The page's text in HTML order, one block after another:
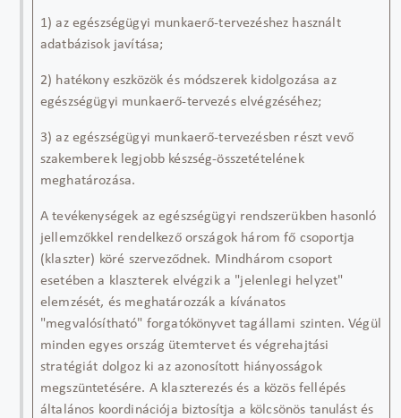
1) az egészségügyi munkaerő-tervezéshez használt
adatbázisok javítása;
2) hatékony eszközök és módszerek kidolgozása az
egészségügyi munkaerő-tervezés elvégzéséhez;
3) az egészségügyi munkaerő-tervezésben részt vevő
szakemberek legjobb készség-összetételének
meghatározása.
A tevékenységek az egészségügyi rendszerükben hasonló
jellemzőkkel rendelkező országok három fő csoportja
(klaszter) köré szerveződnek. Mindhárom csoport
esetében a klaszterek elvégzik a "jelenlegi helyzet"
elemzését, és meghatározzák a kívánatos
"megvalósítható" forgatókönyvet tagállami szinten. Végül
minden egyes ország ütemtervet és végrehajtási
stratégiát dolgozki az azonosított hiányosságok
megszüntetésére. A klaszterezésés a közös fellépés
általános koordinációja biztosítja a kölcsönös tanulást és